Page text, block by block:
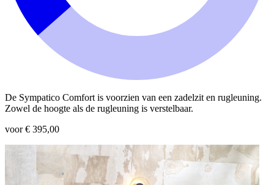
De Sympatico Comfort is voorzien van een zadelzit en rugleuning.
Zowel de hoogte als de rugleuning is verstelbaar.
voor € 395,00